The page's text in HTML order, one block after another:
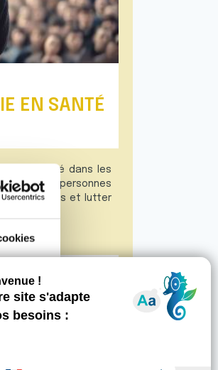
que de
de
EN SANTÉ
engagé dans les
les personnes
leurs droits et lutter